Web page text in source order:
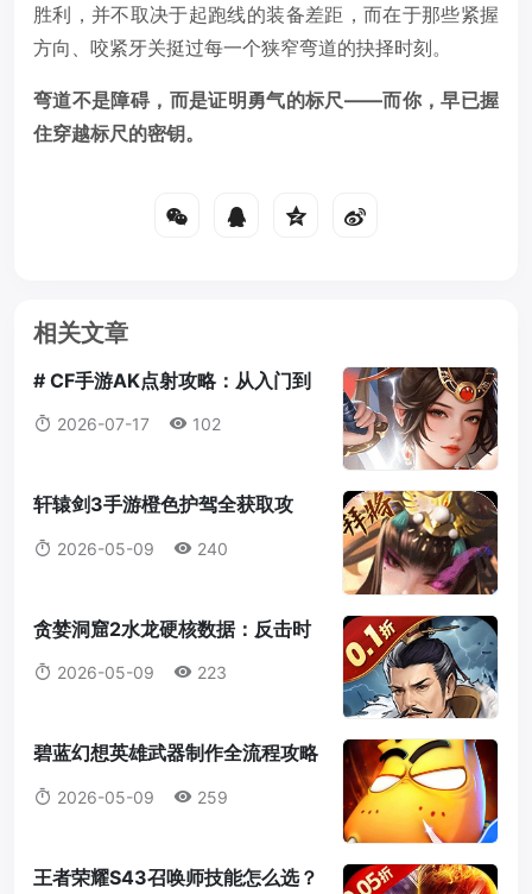
胜利，并不取决于起跑线的装备差距，而在于那些紧握
方向、咬紧牙关挺过每一个狭窄弯道的抉择时刻。
弯道不是障碍，而是证明勇气的标尺——而你，早已握
住穿越标尺的密钥。
相关文章
# CF手游AK点射攻略：从入门到
大神的完整教学
2026-07-17 102
轩辕剑3手游橙色护驾全获取攻
略：抽卡、仙山岛、商店三路并进
2026-05-09 240
贪婪洞窟2水龙硬核数据：反击时
机+百速睿智应对法（遗忘之穴
16-30层）
2026-05-09 223
碧蓝幻想英雄武器制作全流程攻略
2026：从零到C4职业属性觉醒
2026-05-09 259
王者荣耀S43召唤师技能怎么选？